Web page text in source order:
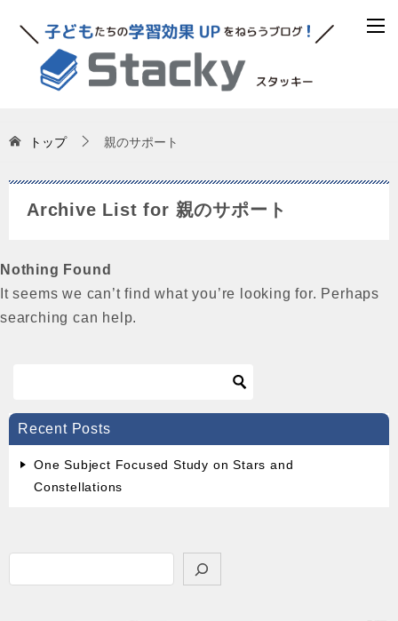
トップ 親のサポート
Archive List for 親のサポート
Nothing Found
It seems we can’t find what you’re looking for. Perhaps
searching can help.
Recent Posts
One Subject Focused Study on Stars and
Constellations
索